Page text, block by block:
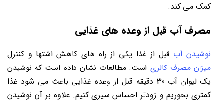
کمک می کند.
مصرف آب قبل از وعده های غذایی
نوشیدن آب قبل از غذا یکی از راه های کاهش اشتها و کنترل
میزان مصرف کالری است. مطالعات نشان داده است که نوشیدن
یک لیوان آب 30 دقیقه قبل از وعده غذایی باعث می شود غذا
کمتری بخوریم و زودتر احساس سیری کنیم. علاوه بر آن نوشیدن